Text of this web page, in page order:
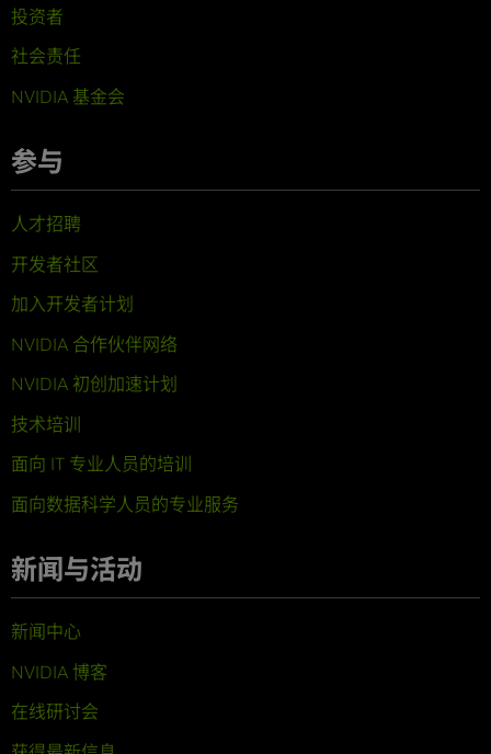
投资者
社会责任
NVIDIA 基金会
参与
人才招聘
开发者社区
加入开发者计划
NVIDIA 合作伙伴网络
NVIDIA 初创加速计划
技术培训
面向 IT 专业人员的培训
面向数据科学人员的专业服务
新闻与活动
新闻中心
NVIDIA 博客
在线研讨会